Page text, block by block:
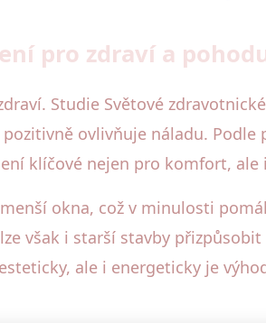
pro zdraví a
Studie Světové
ovlivňuje náladu. Podle
klíčové nejen pro komfort,
okna, což v minulosti
však i starší stavby
ale i energeticky je